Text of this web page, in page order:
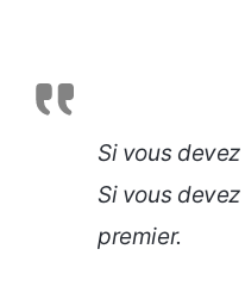
Si vous
Si vous
premier.